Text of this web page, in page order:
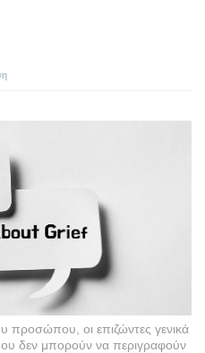
προσώπου, οι επιζώντες γενικά
δεν μπορούν να περιγραφούν